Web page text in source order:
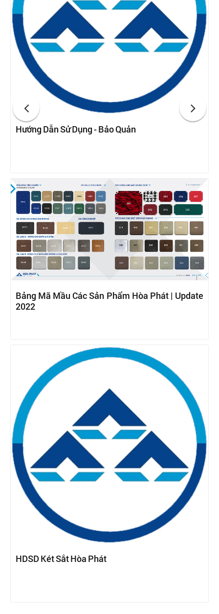
Hướng Dẫn Sử Dụng - Bảo Quản
Bảng Mã Mầu Các Sản Phẩm Hòa Phát | Update
2022
HDSD Két Sắt Hòa Phát